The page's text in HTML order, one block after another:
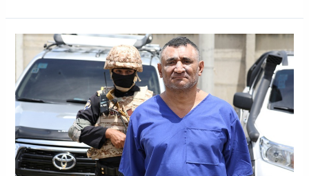
Conceden
extradición
a
EEUU
del
“Viejo
Dan”